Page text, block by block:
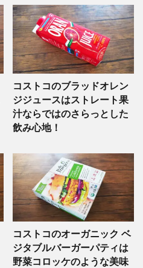
コストコのブラッドオレン
ジジュースはストレート果
汁ならではのさらっとした
飲み心地！
コストコのオーガニック ベ
ジタブルバーガーパティは
野菜コロッケのような美味